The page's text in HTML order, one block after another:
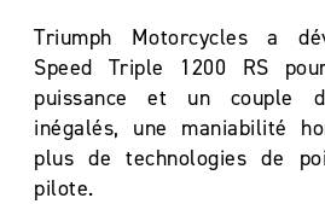
Triumph Motorcycles a
Speed Triple 1200 RS
puissance et un couple
inégalés, une maniabilité
plus de technologies de
pilote.